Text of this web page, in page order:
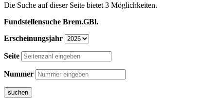
Die Suche auf dieser Seite bietet 3 Möglichkeiten.
Fundstellensuche Brem.GBl.
Erscheinungsjahr
Seite
Nummer